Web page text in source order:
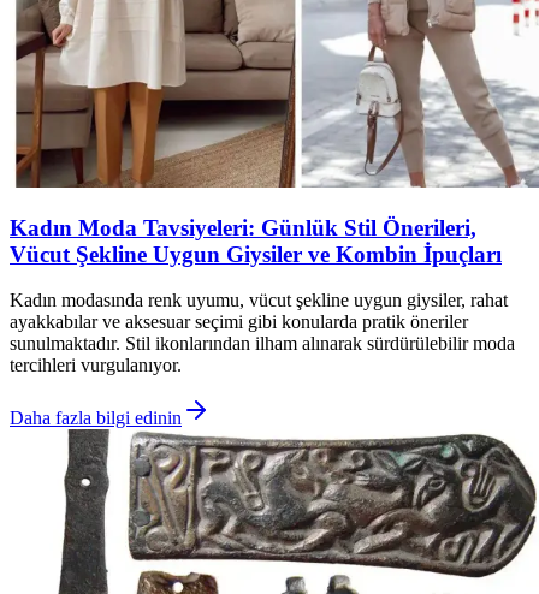
Kadın Moda Tavsiyeleri: Günlük Stil Önerileri,
Vücut Şekline Uygun Giysiler ve Kombin İpuçları
Kadın modasında renk uyumu, vücut şekline uygun giysiler, rahat
ayakkabılar ve aksesuar seçimi gibi konularda pratik öneriler
sunulmaktadır. Stil ikonlarından ilham alınarak sürdürülebilir moda
tercihleri vurgulanıyor.
Daha fazla bilgi edinin